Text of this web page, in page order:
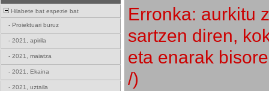
Hilabete bat espezie bat
- Proiektuari buruz
- 2021, apirila
- 2021, maiatza
- 2021, Ekaina
- 2021, uztaila
Erronka: aurkitu
sartzen diren,
eta enarak
/)